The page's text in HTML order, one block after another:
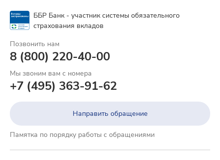
ББР Банк - участник системы обязательного
страхования вкладов
Направить обращение
Памятка по порядку работы с обращениями
Позвонить нам
8 (800) 220-40-00
Мы звоним вам с номера
+7 (495) 363-91-62